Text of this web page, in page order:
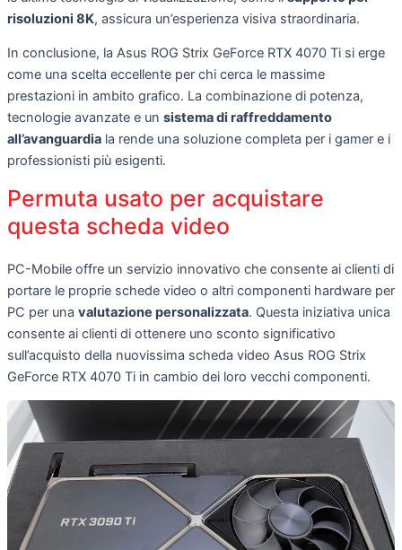
risoluzioni 8K, assicura un’esperienza visiva straordinaria.
In conclusione, la Asus ROG Strix GeForce RTX 4070 Ti si erge
come una scelta eccellente per chi cerca le massime
prestazioni in ambito grafico. La combinazione di potenza,
tecnologie avanzate e un sistema di raffreddamento
all’avanguardiala rende una soluzione completa per i gamer e i
professionisti più esigenti.
Permuta usato per acquistare
questa scheda video
PC-Mobile offre un servizio innovativo che consente ai clienti di
portare le proprie schede video o altri componenti hardware per
PC per una valutazione personalizzata. Questa iniziativa unica
consente ai clienti di ottenere uno sconto significativo
sull’acquisto della nuovissima scheda video Asus ROG Strix
GeForce RTX 4070 Ti in cambio dei loro vecchi componenti.